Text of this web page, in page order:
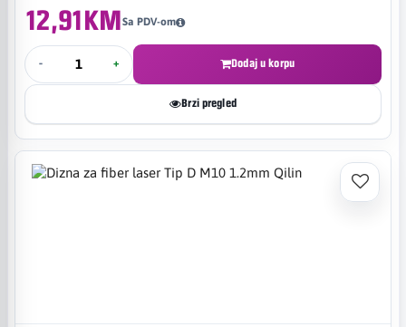
12,91KMSa PDV-om
- + Dodaj u korpu
Brzi pregled